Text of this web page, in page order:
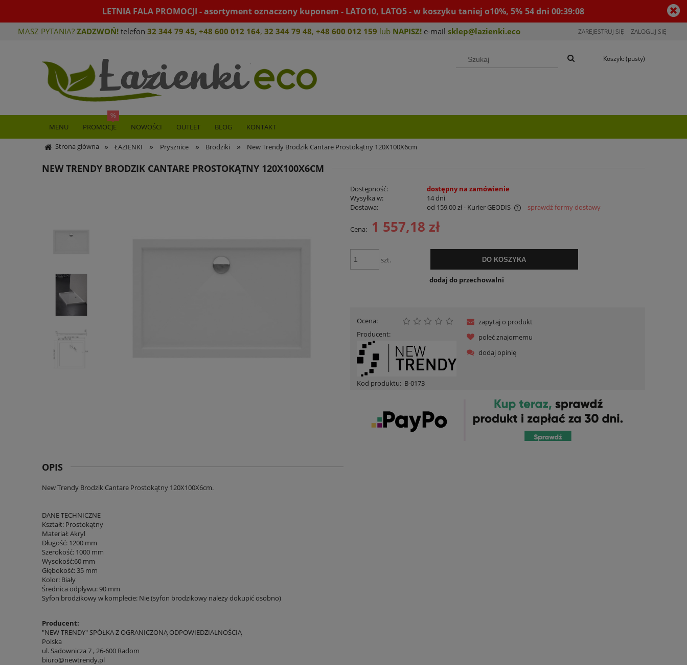
LETNIA FALA PROMOCJI - asortyment oznaczony kuponem - LATO10, LATO5 - w koszyku taniej o10%, 5% 54dni00:39:07
MASZ PYTANIA? ZADZWOŃ! telefon 32 344 79 45, +48 600 012 164, 32 344 79 48, +48 600 012 159 lub NAPISZ! e-mail sklep@lazienki.eco ZAREJESTRUJ SIĘ ZALOGUJ SIĘ
Koszyk: (pusty)
MENU PROMOCJE NOWOŚCI OUTLET BLOG KONTAKT
Strona główna » ŁAZIENKI » Prysznice » Brodziki » New Trendy Brodzik Cantare Prostokątny 120X100X6cm
NEW TRENDY BRODZIK CANTARE PROSTOKĄTNY 120X100X6CM
Dostępność:
dostępny na zamówienie
Wysyłka w:
14 dni
Dostawa:
od 159,00 zł- Kurier GEODIS
Cena nie zawiera ewentualnych kosztów
sprawdź formy dostawy
Cena: 1 557,18 zł
szt. DO KOSZYKA
dodaj do przechowalni
Ocena:
Producent:
Kod produktu: B-0173
zapytaj o produkt
poleć znajomemu
dodaj opinię
OPIS
New Trendy Brodzik Cantare Prostokątny 120X100X6cm.
DANE TECHNICZNE
Kształt: Prostokątny
Materiał: Akryl
Długość: 1200 mm
Szerokość: 1000 mm
Wysokość:60 mm
Głębokość: 35 mm
Kolor: Biały
Średnica odpływu: 90 mm
Syfon brodzikowy w komplecie: Nie (syfon brodzikowy należy dokupić osobno)
Producent:
"NEW TRENDY" SPÓŁKA Z OGRANICZONĄ ODPOWIEDZIALNOŚCIĄ
Polska
ul. Sadownicza 7 , 26-600 Radom
biuro@newtrendy.pl